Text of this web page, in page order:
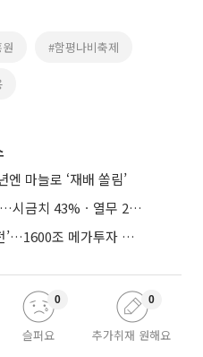
#함평나비축제
마늘로 ‘재배 쏠림’
생산부터 밥상까지 덮친 폭염…시금치 43%ㆍ열무 28% 급등
용인·호남 반도체 산단 ‘속도전’…1600조 메가투자 이행 총력
슬퍼요
0
추가취재 원해요
0